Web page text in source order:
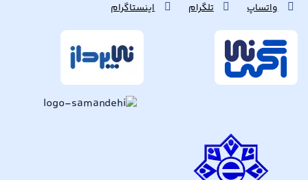
واتساپ تلگرام اینستاگرام